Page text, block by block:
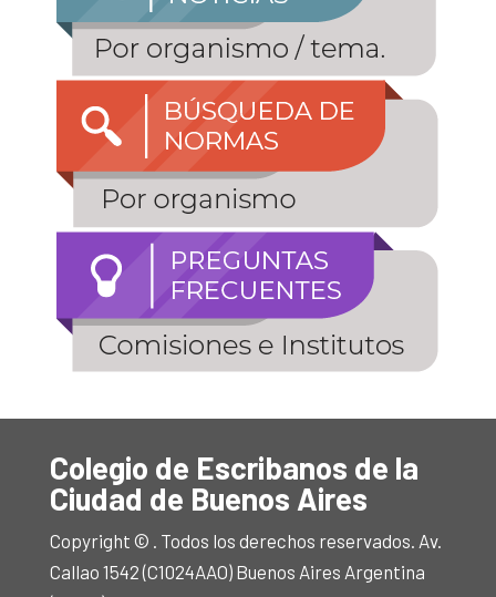
Colegio de Escribanos de la
Ciudad de Buenos Aires
Copyright © . Todos los derechos reservados. Av.
Callao 1542 (C1024AAO) Buenos Aires Argentina